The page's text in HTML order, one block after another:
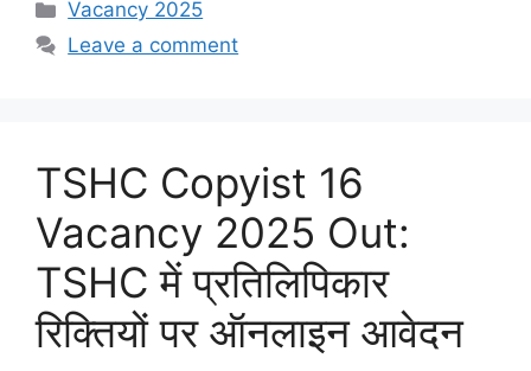
Categories
Vacancy 2025
Leave a comment
TSHC Copyist 16
Vacancy 2025 Out:
TSHC में प्रतिलिपिकार
रिक्तियों पर ऑनलाइन आवेदन